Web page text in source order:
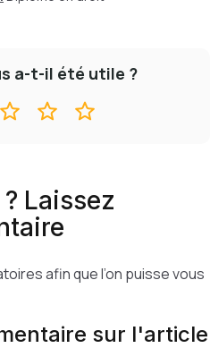
a-t-il été utile ?
Laissez
afin que l’on puisse vous
sur l'article